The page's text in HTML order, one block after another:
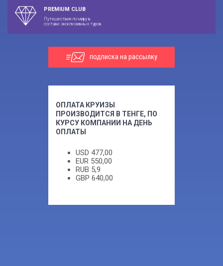
PREMIUM CLUB
Путешествия по миру в
составе эксклюзивных туров
подписка на рассылку
ОПЛАТА КРУИЗЫ
ПРОИЗВОДИТСЯ В ТЕНГЕ, ПО
КУРСУ КОМПАНИИ НА ДЕНЬ
ОПЛАТЫ
USD 477,00
EUR 550,00
RUB 5,9
GBP 640,00